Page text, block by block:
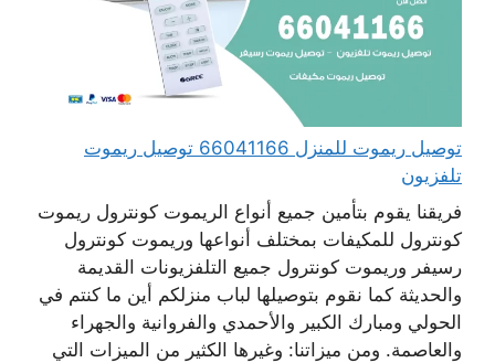
توصيل ريموت للمنزل 66041166 توصيل ريموت
تلفزيون
فريقنا يقوم بتأمين جميع أنواع الريموت كونترول ريموت
كونترول للمكيفات بمختلف أنواعها وريموت كونترول
رسيفر وريموت كونترول جميع التلفزيونات القديمة
والحديثة كما نقوم بتوصيلها لباب منزلكم أين ما كنتم في
الحولي ومبارك الكبير والأحمدي والفروانية والجهراء
والعاصمة. ومن ميزاتنا: وغيرها الكثير من الميزات التي